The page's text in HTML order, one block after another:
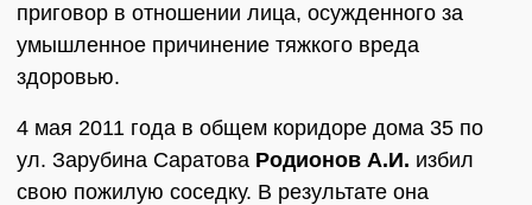
приговор в отношении лица, осужденного за
умышленное причинение тяжкого вреда
здоровью.
4 мая 2011 года в общем коридоре дома 35 по
ул. Зарубина Саратова Родионов А.И. избил
свою пожилую соседку. В результате она